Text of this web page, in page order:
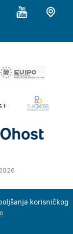
korisničkog